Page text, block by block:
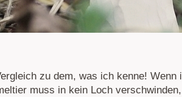
zu dem, was ich kenne!
muss in kein Loch